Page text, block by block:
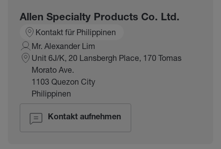
Allen Specialty Products Co. Ltd.
Kontakt für Philippinen
Mr. Alexander Lim
Unit 6J/K, 20 Lansbergh Place, 170 Tomas
Morato Ave.
1103 Quezon City
Philippinen
Kontakt aufnehmen